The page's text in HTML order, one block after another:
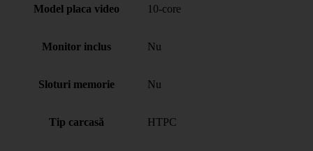
Model placa video 10-core
Monitor inclus Nu
Sloturi memorie Nu
Tip carcasă HTPC